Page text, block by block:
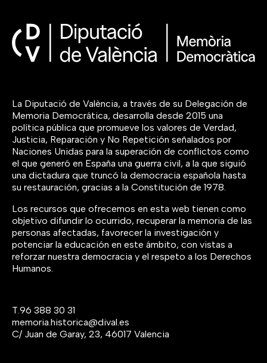
La Diputació de València, a través de su Delegación de
Memoria Democrática, desarrolla desde 2015 una
política pública que promueve los valores de Verdad,
Justicia, Reparación y No Repetición señalados por
Naciones Unidas para la superación de conflictos como
el que generó en España una guerra civil, a la que siguió
una dictadura que truncó la democracia española hasta
su restauración, gracias a la Constitución de 1978.
Los recursos que ofrecemos en esta web tienen como
objetivo difundir lo ocurrido, recuperar la memoria de las
personas afectadas, favorecer la investigación y
potenciar la educación en este ámbito, con vistas a
reforzar nuestra democracia y el respeto a los Derechos
Humanos.
T.96 388 30 31
memoria.historica@dival.es
C/ Juan de Garay, 23, 46017 Valencia